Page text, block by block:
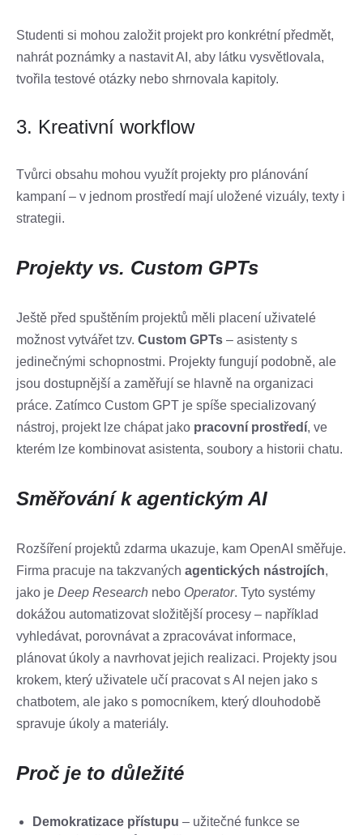
Studenti si mohou založit projekt pro konkrétní předmět,
nahrát poznámky a nastavit AI, aby látku vysvětlovala,
tvořila testové otázky nebo shrnovala kapitoly.
3. Kreativní workflow
Tvůrci obsahu mohou využít projekty pro plánování
kampaní – v jednom prostředí mají uložené vizuály, texty i
strategii.
Projekty vs. Custom GPTs
Ještě před spuštěním projektů měli placení uživatelé
možnost vytvářet tzv. Custom GPTs – asistenty s
jedinečnými schopnostmi. Projekty fungují podobně, ale
jsou dostupnější a zaměřují se hlavně na organizaci
práce. Zatímco Custom GPT je spíše specializovaný
nástroj, projekt lze chápat jako pracovní prostředí, ve
kterém lze kombinovat asistenta, soubory a historii chatu.
Směřování k agentickým AI
Rozšíření projektů zdarma ukazuje, kam OpenAI směřuje.
Firma pracuje na takzvaných agentických nástrojích,
jako je Deep Research nebo Operator. Tyto systémy
dokážou automatizovat složitější procesy – například
vyhledávat, porovnávat a zpracovávat informace,
plánovat úkoly a navrhovat jejich realizaci. Projekty jsou
krokem, který uživatele učí pracovat s AI nejen jako s
chatbotem, ale jako s pomocníkem, který dlouhodobě
spravuje úkoly a materiály.
Proč je to důležité
Demokratizace přístupu – užitečné funkce se